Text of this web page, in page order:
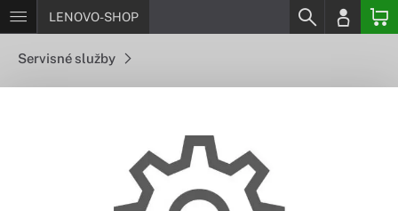
LENOVO-SHOP
Servisné služby